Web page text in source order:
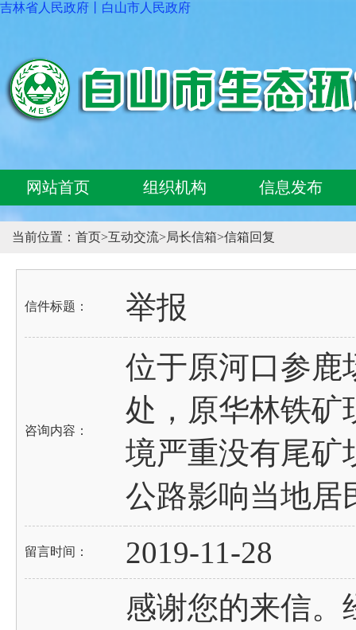
吉林省人民政府 白山市人民政府
网站首页 组织机构 信息发布
当前位置： 首页>互动交流>局长信箱>信箱回复
信件标题： 举报
咨询内容：
位于原河口参鹿
处，原华林铁矿
境严重没有尾矿
公路影响当地居
留言时间： 2019-11-28
感谢您的来信。